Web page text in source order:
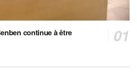
continue à être